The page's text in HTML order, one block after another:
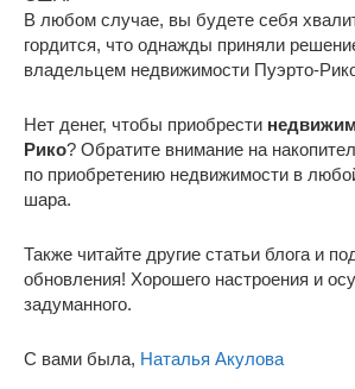
В любом случае, вы будете себя
гордится, что однажды приняли
владельцем недвижимости Пуэрто-
Нет денег, чтобы приобрести
Рико? Обратите внимание на
по приобретению недвижимости в
шара.
Также читайте другие статьи блога и
обновления! Хорошего настроения и
задуманного.
С вами была, Наталья Акулова